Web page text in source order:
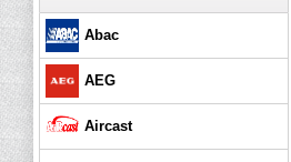
Abac
AEG
Aircast